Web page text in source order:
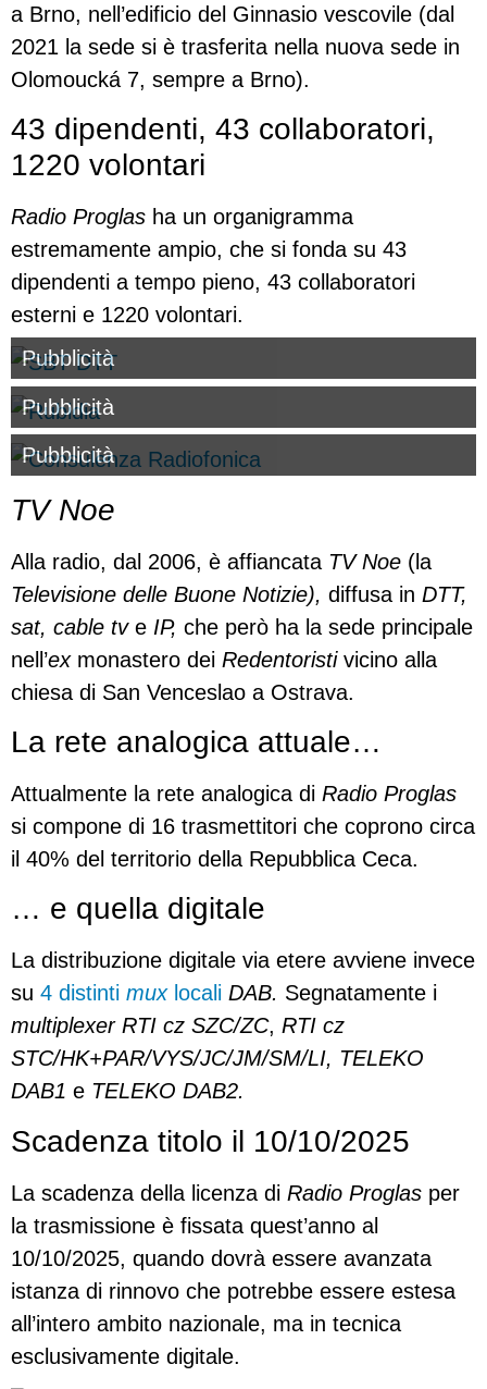
a Brno, nell’edificio del Ginnasio vescovile (dal
2021 la sede si è trasferita nella nuova sede in
Olomoucká 7, sempre a Brno).
43 dipendenti, 43 collaboratori,
1220 volontari
Radio Proglas ha un organigramma
estremamente ampio, che si fonda su 43
dipendenti a tempo pieno, 43 collaboratori
esterni e 1220 volontari.
Pubblicità
Pubblicità
Pubblicità
TV Noe
Alla radio, dal 2006, è affiancata TV Noe (la
Televisione delle Buone Notizie), diffusa in DTT,
sat, cable tv e IP, che però ha la sede principale
nell’exmonastero dei Redentoristivicino alla
chiesa di San Venceslao a Ostrava.
La rete analogica attuale…
Attualmente la rete analogica di Radio Proglas
si compone di 16 trasmettitori che coprono circa
il 40% del territorio della Repubblica Ceca.
… e quella digitale
La distribuzione digitale via etere avviene invece
su 4 distinti mux locali DAB. Segnatamente i
multiplexer RTI cz SZC/ZC, RTI cz
STC/HK+PAR/VYS/JC/JM/SM/LI, TELEKO
DAB1 e TELEKO DAB2.
Scadenza titolo il 10/10/2025
La scadenza della licenza di Radio Proglas per
la trasmissione è fissata quest’anno al
10/10/2025, quando dovrà essere avanzata
istanza di rinnovo che potrebbe essere estesa
all’intero ambito nazionale, ma in tecnica
esclusivamente digitale.